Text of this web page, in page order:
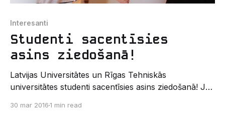
Interesanti
Studenti sacentīsies
asins ziedošanā!
Latvijas Universitātes un Rīgas Tehniskās
universitātes studenti sacentīsies asins ziedošanā! Jau
30 mar 20161 min read